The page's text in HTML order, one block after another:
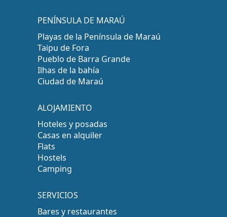
PENÍNSULA DE MARAÚ
Playas de la Península de Maraú
Taipu de Fora
Pueblo de Barra Grande
Ilhas de la bahía
Ciudad de Maraú
ALOJAMIENTO
Hoteles y posadas
Casas en alquiler
Flats
Hostels
Camping
SERVICIOS
Bares y restaurantes